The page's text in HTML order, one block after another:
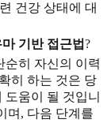
건강 상태에 대
기반 접근법?
순히 자신의 이력
히 하는 것은 당
움이 될 것입니
며, 다음 단계를